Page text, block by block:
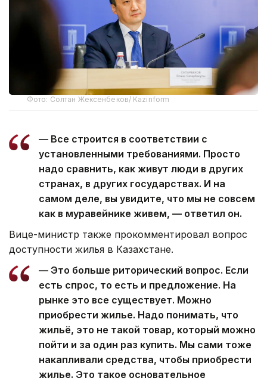
Фото: Солтан Жексенбеков/ Kazinform
— Все строится в соответствии с
установленными требованиями. Просто
надо сравнить, как живут люди в других
странах, в других государствах. И на
самом деле, вы увидите, что мы не совсем
как в муравейнике живем, — ответил он.
Вице-министр также прокомментировал вопрос
доступности жилья в Казахстане.
— Это больше риторический вопрос. Если
есть спрос, то есть и предложение. На
рынке это все существует. Можно
приобрести жилье. Надо понимать, что
жильё, это не такой товар, который можно
пойти и за один раз купить. Мы сами тоже
накапливали средства, чтобы приобрести
жилье. Это такое основательное